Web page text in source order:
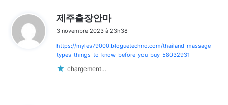
제주출장안마
t
:
3 novembre 2023 à 23h38
https://myles79000.bloguetechno.com/thailand-massage-
types-things-to-know-before-you-buy-58032931
chargement…